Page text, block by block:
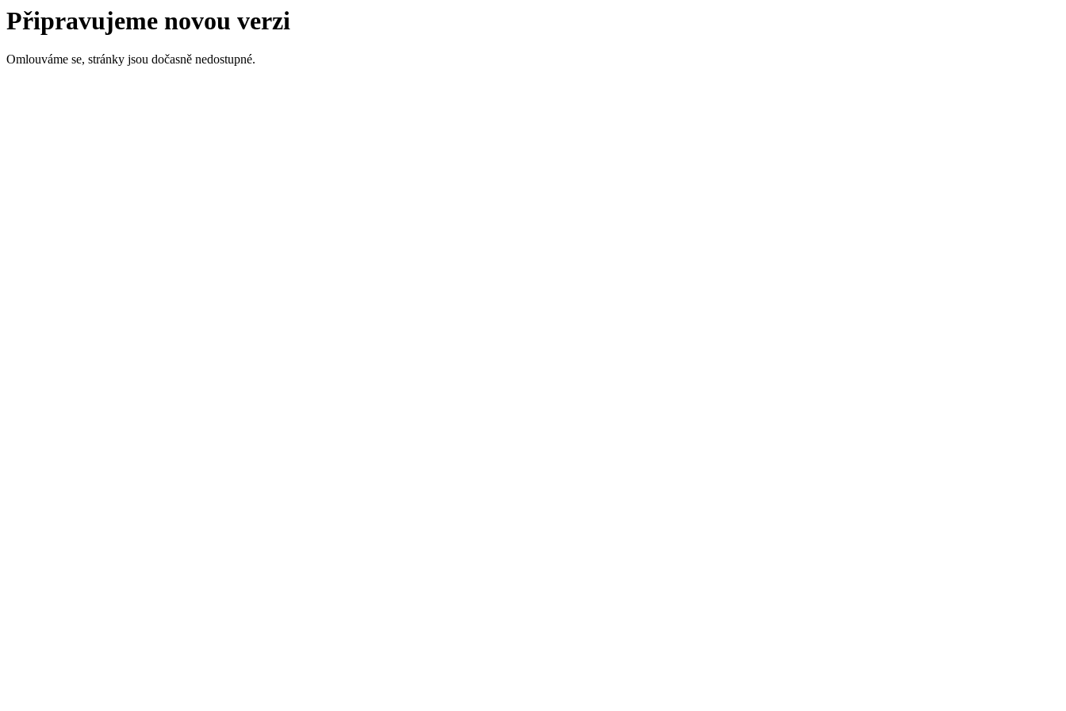
Připravujeme novou verzi
Omlouváme se, stránky jsou dočasně nedostupné.